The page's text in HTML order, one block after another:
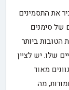
את התסמינים
של סימנים
ביותר
שלו. יש לציין
מאוד
מה